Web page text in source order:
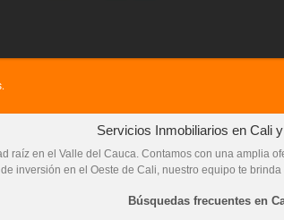
Servicios Inmobiliarios en Cali
raíz en el Valle del Cauca. Contamos con una amplia
inversión en el Oeste de Cali, nuestro equipo te
Búsquedas frecuentes en